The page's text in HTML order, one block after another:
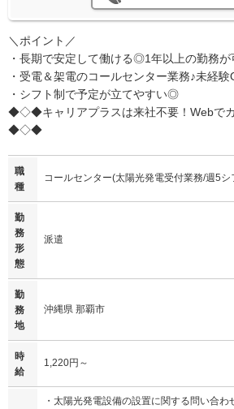
＼ポイント／
・長期で安定して働ける◎1年以上の勤務が
・受電＆架電のコールセンター業務♪未経験
・シフト制で予定が立てやすい◎
◆◇◆キャリアプラスは来社不要！Webでカ
◆◇◆
職
種
コールセンター(太陽光発電受付業務/週5シ
勤
務
形
態
派遣
勤
務
地
沖縄県 那覇市
時
給
1,220円～
・太陽光発電設備の設置に関する問い合